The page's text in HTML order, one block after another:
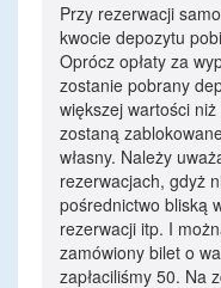
Przy rezerwacji
kwocie depozytu
Oprócz opłaty za
zostanie pobrany
większej wartości niż
zostaną
własny. Należy
rezerwacjach, gdyż
pośrednictwo bliską
rezerwacji itp. I
zamówiony bilet o
zapłaciliśmy 50. Na